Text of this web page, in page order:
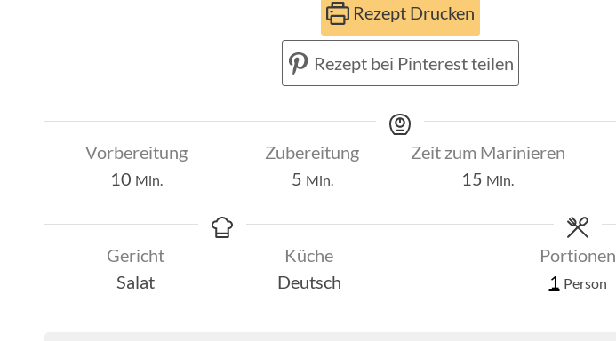
Rezept Drucken
Rezept bei Pinterest teilen
Vorbereitung
10 Minuten
Min.
Zubereitung
5Minuten
Min.
Zeit zum Marinieren
15 Minuten
Min.
Gericht
Salat
Küche
Deutsch
Portionen
1 Person